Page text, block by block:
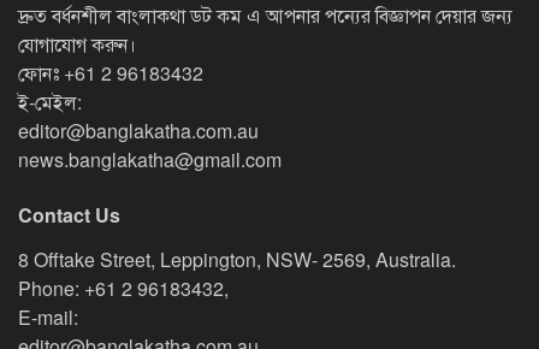
দ্রুত বর্ধনশীল বাংলাকথা ডট কম এ আপনার পন্যের বিজ্ঞাপন দেয়ার জন্য
যোগাযোগ করুন।
ফোনঃ +61 2 96183432
ই-মেইল:
editor@banglakatha.com.au
news.banglakatha@gmail.com
Contact Us
8 Offtake Street, Leppington, NSW- 2569, Australia.
Phone: +61 2 96183432,
E-mail: